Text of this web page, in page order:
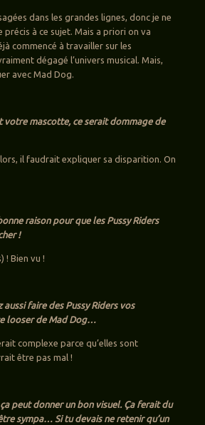
dans les grandes lignes, donc je ne
à ce sujet. Mais a priori on va
commencé à travailler sur les
dégagé l’univers musical. Mais,
avec Mad Dog.
votre mascotte, ce serait dommage de
il faudrait expliquer sa disparition. On
raison pour que les Pussy Riders
!
! Bien vu !
aussi faire des Pussy Riders vos
looser de Mad Dog…
complexe parce qu’elles sont
être pas mal !
peut donner un bon visuel. Ça ferait du
sympa… Si tu devais ne retenir qu’un